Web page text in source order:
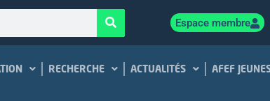
Espace membre
RECHERCHE ACTUALITÉS AFEF